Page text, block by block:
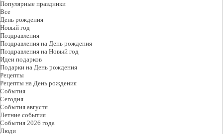
Популярные праздники
Все
День рождения
Новый год
Поздравления
Поздравления на День рождения
Поздравления на Новый год
Идеи подарков
Подарки на День рождения
Рецепты
Рецепты на День рождения
События
Cегодня
События августя
Летние события
События 2026 года
Люди